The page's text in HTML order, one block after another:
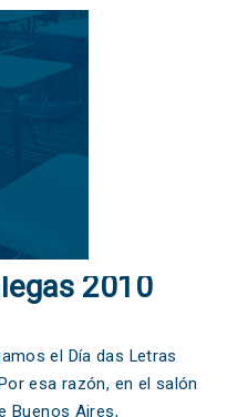
2010
el Día das Letras
esa razón, en el salón
Buenos Aires,